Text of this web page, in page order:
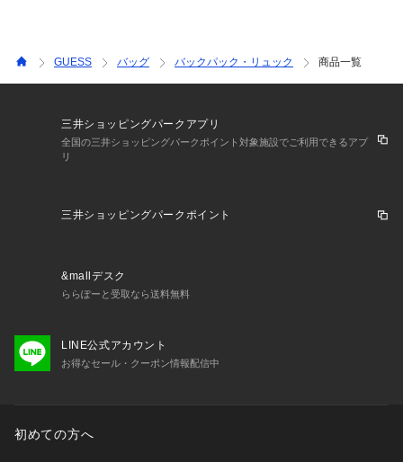
GUESS バッグ バックパック・リュック 商品一覧
三井ショッピングパークアプリ
全国の三井ショッピングパークポイント対象施設でご利用できるアプ
リ
三井ショッピングパークポイント
&mallデスク
ららぽーと受取なら送料無料
LINE公式アカウント
お得なセール・クーポン情報配信中
初めての方へ